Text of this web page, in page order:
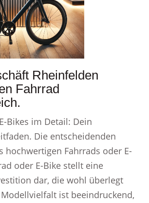
Rheinfelden
Fahrrad
Bikes im Detail: Dein
Die entscheidenden
hochwertigen Fahrrads oder E-
oder E-Bike stellt eine
dar, die wohl überlegt
ist beeindruckend,